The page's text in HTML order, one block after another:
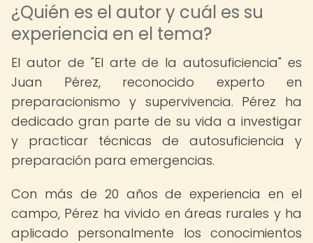
¿Quién es el autor y cuál es su
experiencia en el tema?
El autor de "El arte de la autosuficiencia" es
Juan Pérez, reconocido experto en
preparacionismo y supervivencia. Pérez ha
dedicado gran parte de su vida a investigar
y practicar técnicas de autosuficiencia y
preparación para emergencias.
Con más de 20 años de experiencia en el
campo, Pérez ha vivido en áreas rurales y ha
aplicado personalmente los conocimientos